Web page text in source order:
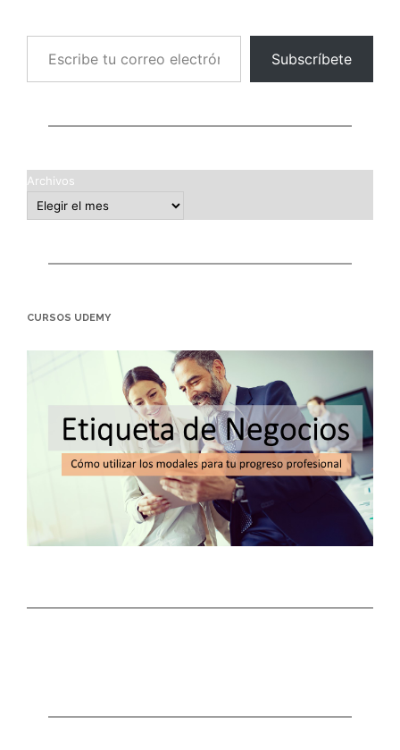
Escribe tu correo electrónico…
Subscríbete
Archivos
CURSOS UDEMY